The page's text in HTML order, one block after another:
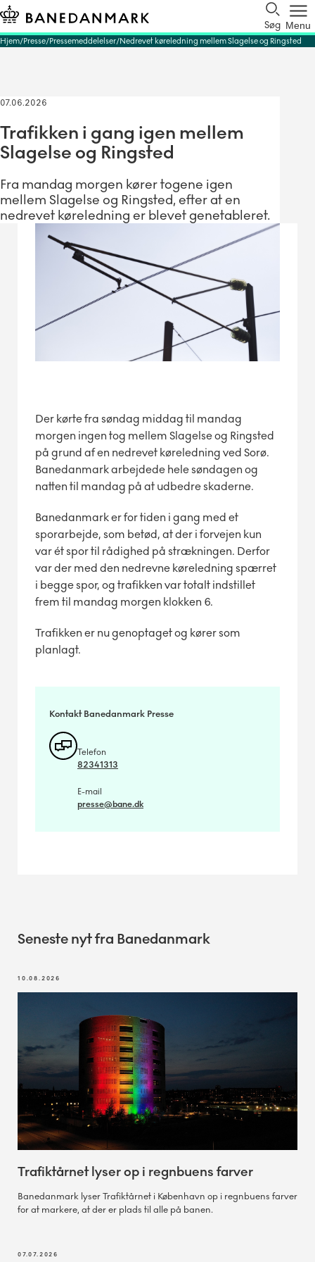
Søg Menu
Hjem Presse Pressemeddelelser Nedrevet køreledning mellem Slagelse og Ringsted
07.06.2026
Trafikken i gang igen mellem
Slagelse og Ringsted
Fra mandag morgen kører togene igen
mellem Slagelse og Ringsted, efter at en
nedrevet køreledning er blevet genetableret.
Der kørte fra søndag middag til mandag
morgen ingen tog mellem Slagelse og Ringsted
på grund af en nedrevet køreledning ved Sorø.
Banedanmark arbejdede hele søndagen og
natten til mandag på at udbedre skaderne.
Banedanmark er for tiden i gang med et
sporarbejde, som betød, at der i forvejen kun
var ét spor til rådighed på strækningen. Derfor
var der med den nedrevne køreledning spærret
i begge spor, og trafikken var totalt indstillet
frem til mandag morgen klokken 6.
Trafikken er nu genoptaget og kører som
planlagt.
Kontakt Banedanmark Presse
Telefon
82341313
E-mail
presse@bane.dk
Seneste nyt fra Banedanmark
10.08.2026
Trafiktårnet lyser op i regnbuens farver
Banedanmark lyser Trafiktårnet i København op i regnbuens farver
for at markere, at der er plads til alle på banen.
07.07.2026